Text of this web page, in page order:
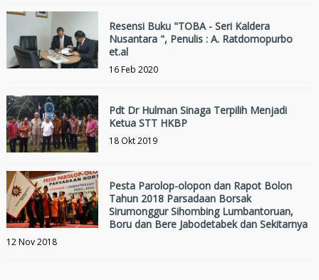
Resensi Buku "TOBA - Seri Kaldera
Nusantara ", Penulis : A. Ratdomopurbo
et.al
16 Feb 2020
Pdt Dr Hulman Sinaga Terpilih Menjadi
Ketua STT HKBP
18 Okt 2019
Pesta Parolop-olopon dan Rapot Bolon
Tahun 2018 Parsadaan Borsak
Sirumonggur Sihombing Lumbantoruan,
Boru dan Bere Jabodetabek dan Sekitarnya
12 Nov 2018